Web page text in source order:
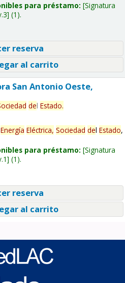
para préstamo: Signatura
(1).
reserva
al carrito
San Antonio Oeste,
del Estado.
Energía Eléctrica, Sociedad del Estado,
para préstamo: Signatura
(1).
reserva
al carrito